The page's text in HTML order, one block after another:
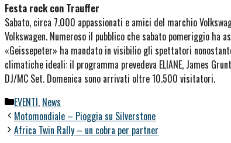
Festa rock con Trauffer
Sabato, circa 7.000 appassionati e amici del marchio
Volkswagen. Numeroso il pubblico che sabato pomeriggio ha
«Geissepeter» ha mandato in visibilio gli spettatori
climatiche ideali: il programma prevedeva ELIANE, James
DJ/MC Set. Domenica sono arrivati oltre 10.500 visitatori.
Categorie
EVENTI, News
Motomondiale – Pioggia su Silverstone
Africa Twin Rally – un cobra per partner